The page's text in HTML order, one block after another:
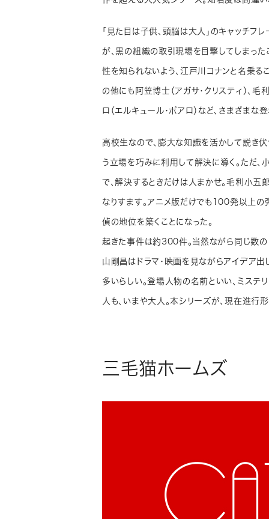
「見た目は子供、頭脳は大人」のキャッチ
が、黒の組織の取引現場を目撃してしまっ
性を知られないよう、江戸川コナンと名乗る
の他にも阿笠博士（アガサ・クリスティ）、
ロ（エルキュール・ポアロ）など、さまざま
高校生なので、膨大な知識を活かして説き
う立場を巧みに利用して解決に導く。ただ
で、解決するときだけは人まかせ。毛利小
なりすます。アニメ版だけでも100発以上の
偵の地位を築くことになった。
起きた事件は約300件。当然ながら同じ数の
山剛昌はドラマ・映画を見ながらアイデア出
多いらしい。登場人物の名前といい、ミステ
人も、いまや大人。本シリーズが、現在進
三毛猫ホームズ